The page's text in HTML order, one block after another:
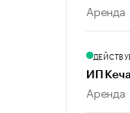
Аренда
ИП
Аренда